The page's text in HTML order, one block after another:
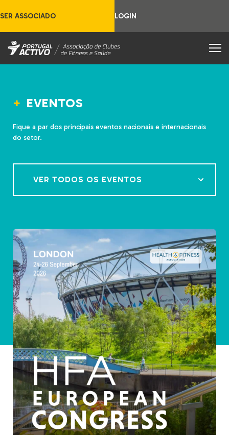
SER ASSOCIADO LOGIN
EVENTOS
Fique a par dos principais eventos nacionais e internacionais
do setor.
VER TODOS OS EVENTOS